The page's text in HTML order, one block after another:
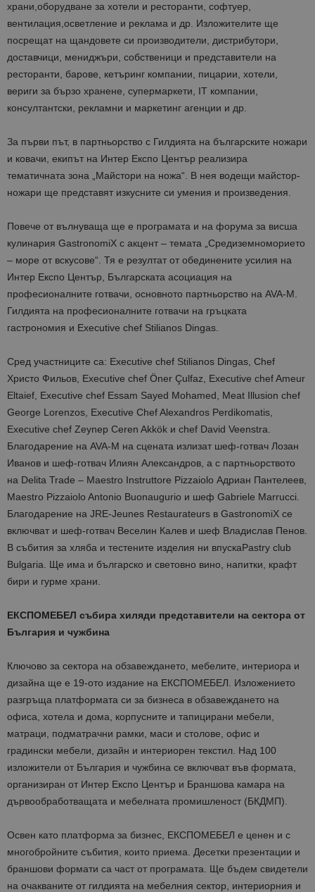
храни,оборудване за хотели и ресторанти, софтуер,
вентилация,осветление и реклама и др. Изложителите ще
посрещат на щандовете си производители, дистрибутори,
доставчици, мениджъри, собственици и представители на
ресторанти, барове, кетъринг компании, пицарии, хотели,
вериги за бързо хранене, супермаркети, IT компании,
консултантски, рекламни и маркетинг агенции и др.
За първи път, в партньорство с Гилдията на българските ножари
и ковачи, екипът на Интер Експо Център реализира
тематичната зона „Майстори на ножа“. В нея водещи майстор-
ножари ще представят изкусните си умения и произведения.
Повече от вълнуваща ще е програмата и на форума за висша
кулинария GastronomiX с акцент – темата „Средиземноморието
– море от вскусове“. Тя е резултат от обединените усилия на
Интер Експо Център, Българската асоциация на
професионалните готвачи, основното партньорство на AVA-M.
Гилдията на професионалните готвачи на гръцката
гастрономия и Executive сhef Stilianos Dingas.
Сред участниците са: Executive сhef Stilianos Dingas, Chef
Христо Фильов, Executive сhef Öner Çulfaz, Executive chef Ameur
Еltaief, Executive chef Essam Sayed Mohamed, Meat Illusion chef
George Lorenzos, Executive Chef Alexandros Perdikomatis,
Executive chef Zeynep Ceren Akkök и chef David Veenstra.
Благодарение на AVA-M на сцената излизат шеф-готвач Лозан
Иванов и шеф-готвач Илиян Александров, а с партньорството
на Delita Trade – Maestro Instruttore Pizzaiolo Адриан Пантелеев,
Maestro Pizzaiolo Antonio Buonaugurio и шеф Gabriele Marrucci.
Благодарение на JRE-Jeunes Restaurateurs в GastronomiX се
включват и шеф-готвач Веселин Калев и шеф Владислав Пенов.
В събития за хляба и тестените изделия ни впускаPastry club
Bulgaria. Ще има и българско и световно вино, напитки, крафт
бири и гурме храни.
ЕКСПОМЕБЕЛ събира хиляди представители на сектора от
България и чужбина
Ключово за сектора на обзавеждането, мебелите, интериора и
дизайна ще е 19-ото издание на ЕКСПОМЕБЕЛ. Изложението
разгръща платформата си за бизнеса в обзавеждането на
офиса, хотела и дома, корпусните и тапицирани мебели,
матраци, подматрачни рамки, маси и столове, офис и
градински мебели, дизайн и интериорен текстил. Над 100
изложители от България и чужбина се включват във формата,
организиран от Интер Експо Център и Браншова камара на
дървообработващата и мебелната промишленост (БКДМП).
Освен като платформа за бизнес, ЕКСПОМЕБЕЛ е ценен и с
многобройните събития, които приема. Десетки презентации и
браншови формати са част от програмата. Ще бъдем свидетели
на очакваните от гилдията на мебелния сектор, интериорния и